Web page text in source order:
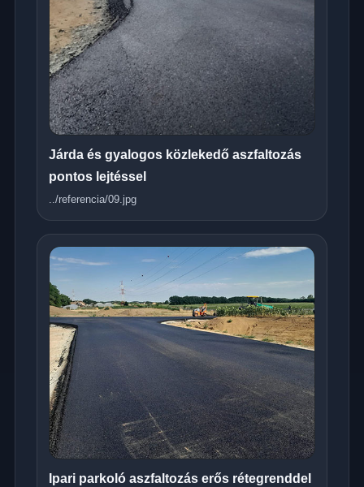
Járda és gyalogos közlekedő aszfaltozás
pontos lejtéssel
../referencia/09.jpg
Ipari parkoló aszfaltozás erős rétegrenddel